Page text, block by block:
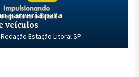
parceria para
veículos
Redação Estação Litoral SP